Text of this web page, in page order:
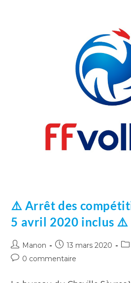
⚠️ Arrêt des
5 avril 2020 inclus ⚠️
Manon 13 mars 2020
0 commentaire